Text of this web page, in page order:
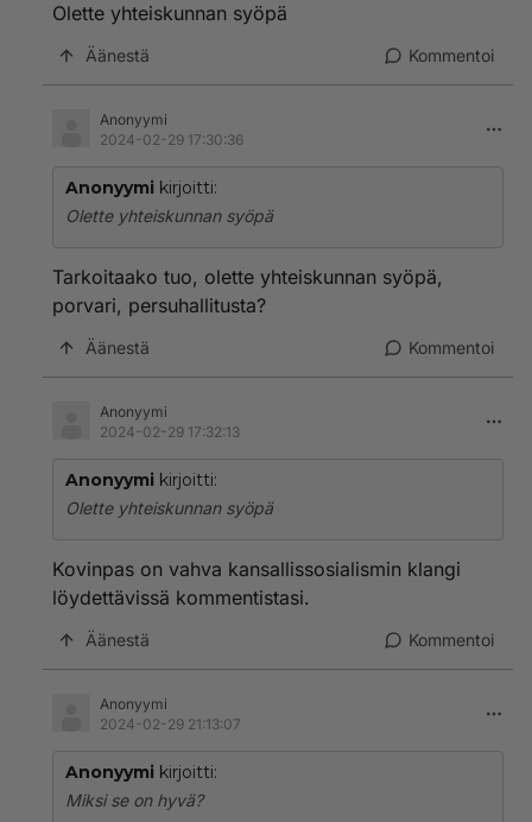
Olette yhteiskunnan syöpä
Äänestä Kommentoi
Anonyymi
2024-02-29 17:30:36
Anonyymi kirjoitti:
Olette yhteiskunnan syöpä
Tarkoitaako tuo, olette yhteiskunnan syöpä,
porvari, persuhallitusta?
Äänestä Kommentoi
Anonyymi
2024-02-29 17:32:13
Anonyymi kirjoitti:
Olette yhteiskunnan syöpä
Kovinpas on vahva kansallissosialismin klangi
löydettävissä kommentistasi.
Äänestä Kommentoi
Anonyymi
2024-02-29 21:13:07
Anonyymi kirjoitti:
Miksi se on hyvä?